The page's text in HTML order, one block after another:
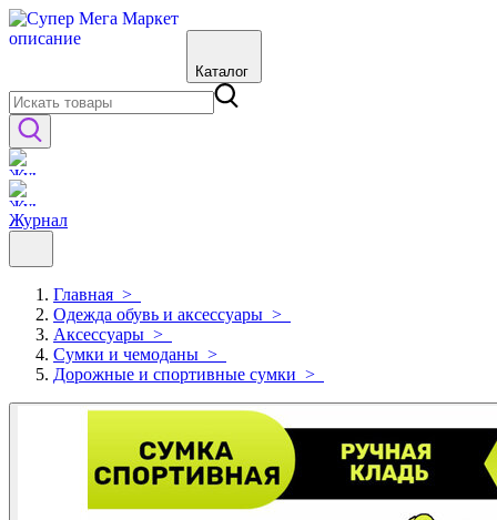
Каталог
Журнал
Главная >
Одежда обувь и аксессуары >
Аксессуары >
Сумки и чемоданы >
Дорожные и спортивные сумки >